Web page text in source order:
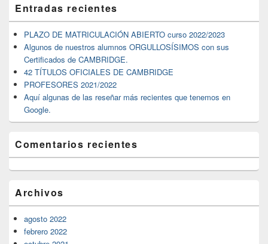
área
de
widget
barra
lateral
primaria
Entradas recientes
PLAZO DE MATRICULACIÓN ABIERTO curso 2022/2023
Algunos de nuestros alumnos ORGULLOSÍSIMOS con sus
Certificados de CAMBRIDGE.
42 TÍTULOS OFICIALES DE CAMBRIDGE
PROFESORES 2021/2022
Aquí algunas de las reseñar más recientes que tenemos en
Google.
Comentarios recientes
Archivos
agosto 2022
febrero 2022